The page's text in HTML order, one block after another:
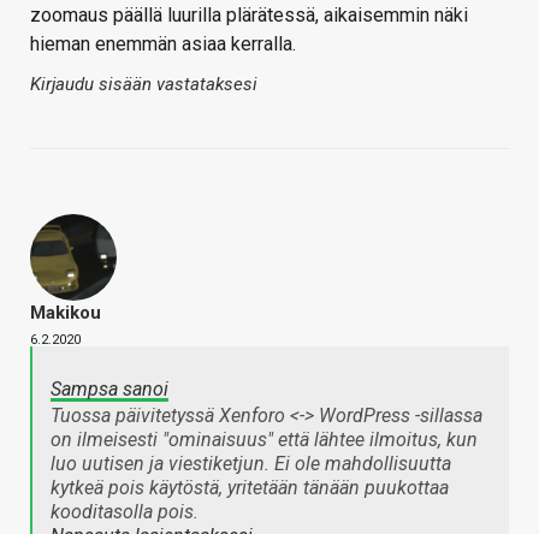
zoomaus päällä luurilla plärätessä, aikaisemmin näki
hieman enemmän asiaa kerralla.
Kirjaudu sisään vastataksesi
Makikou
6.2.2020
Sampsa sanoi
Tuossa päivitetyssä Xenforo <-> WordPress -sillassa
on ilmeisesti "ominaisuus" että lähtee ilmoitus, kun
luo uutisen ja viestiketjun. Ei ole mahdollisuutta
kytkeä pois käytöstä, yritetään tänään puukottaa
kooditasolla pois.